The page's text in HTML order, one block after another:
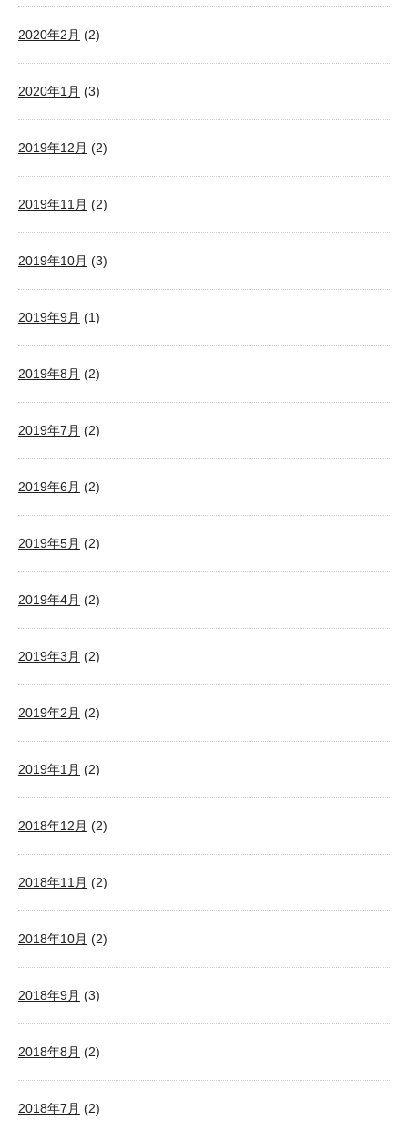
2020年2月 (2)
2020年1月 (3)
2019年12月 (2)
2019年11月 (2)
2019年10月 (3)
2019年9月 (1)
2019年8月 (2)
2019年7月 (2)
2019年6月 (2)
2019年5月 (2)
2019年4月 (2)
2019年3月 (2)
2019年2月 (2)
2019年1月 (2)
2018年12月 (2)
2018年11月 (2)
2018年10月 (2)
2018年9月 (3)
2018年8月 (2)
2018年7月 (2)